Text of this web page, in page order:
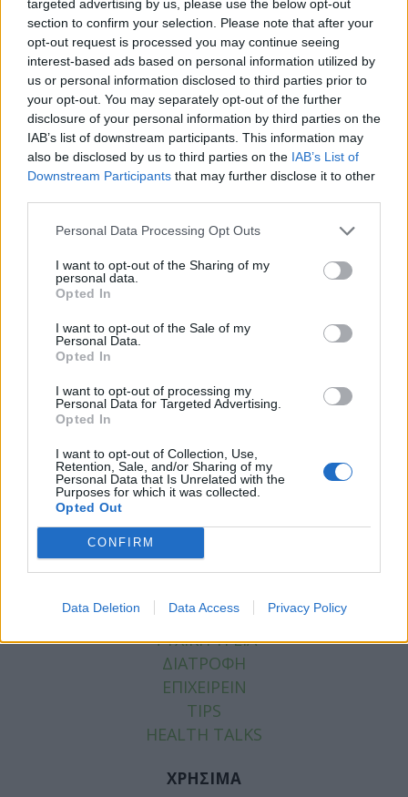
targeted advertising by us, please use the below opt-out
section to confirm your selection. Please note that after your
opt-out request is processed you may continue seeing
interest-based ads based on personal information utilized by
us or personal information disclosed to third parties prior to
your opt-out. You may separately opt-out of the further
disclosure of your personal information by third parties on the
IAB’s list of downstream participants. This information may
also be disclosed by us to third parties on the IAB’s List of
Downstream Participants that may further disclose it to other
Personal Data Processing Opt Outs
I want to opt-out of the Sharing of my
personal data.
Opted In
I want to opt-out of the Sale of my
Personal Data.
Opted In
I want to opt-out of processing my
Personal Data for Targeted Advertising.
Opted In
I want to opt-out of Collection, Use,
Retention, Sale, and/or Sharing of my
Personal Data that Is Unrelated with the
Purposes for which it was collected.
Opted Out
CONFIRM
Data Deletion Data Access Privacy Policy
Δυναμικού της Siemens Healthineers. «Όλοι
μαζί καταφέραμε και δημιουργήσαμε ένα περιβάλλον
εργασίας, όπου η εμπιστοσύνη, η υπερηφάνεια και η
συντροφικότητα έχουν τον καθοριστικό ρόλο. Θα
συνεχίσουμε σε αυτόν τον δρόμο».
Facebook
Twitter
Siemens Healthineers
ΚΑΤΗΓΟΡΙΕΣ
ΕΙΔΗΣΕΙΣ
ΠΑΙΔΙ
ΨΥΧΙΚΗ ΥΓΕΙΑ
ΔΙΑΤΡΟΦΗ
ΕΠΙΧΕΙΡΕΙΝ
TIPS
HEALTH TALKS
ΧΡΗΣΙΜΑ